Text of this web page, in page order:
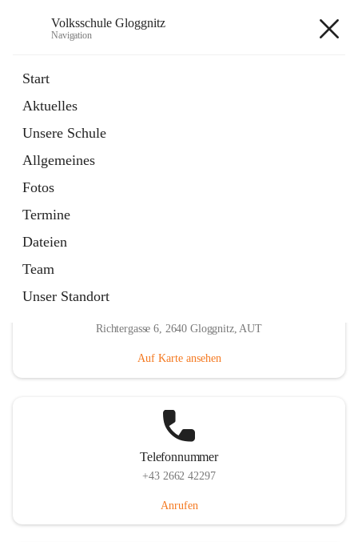
Volksschule Gloggnitz
Navigation
Start
Aktuelles
Unsere Schule
Allgemeines
Fotos
Termine
Dateien
Team
Unser Standort
Seite
in
Tab
Elternverein
öffnet
in
neuem
Tab
Richtergasse 6, 2640 Gloggnitz, AUT
Auf Karte ansehen
Telefonnummer
+43 2662 42297
Anrufen